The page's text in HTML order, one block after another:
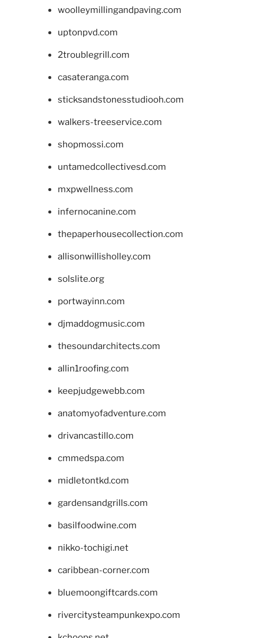
woolleymillingandpaving.com
uptonpvd.com
2troublegrill.com
casateranga.com
sticksandstonesstudiooh.com
walkers-treeservice.com
shopmossi.com
untamedcollectivesd.com
mxpwellness.com
infernocanine.com
thepaperhousecollection.com
allisonwillisholley.com
solslite.org
portwayinn.com
djmaddogmusic.com
thesoundarchitects.com
allin1roofing.com
keepjudgewebb.com
anatomyofadventure.com
drivancastillo.com
cmmedspa.com
midletontkd.com
gardensandgrills.com
basilfoodwine.com
nikko-tochigi.net
caribbean-corner.com
bluemoongiftcards.com
rivercitysteampunkexpo.com